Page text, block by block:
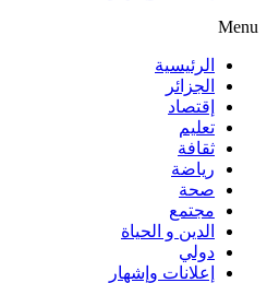
Menu
الرئيسية
الجزائر
إقتصاد
تعليم
ثقافة
رياضة
صحة
مجتمع
الدين و الحياة
دولي
إعلانات وإشهار